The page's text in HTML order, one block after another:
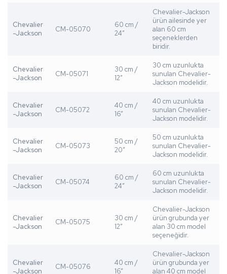
Chevalier
-Jackson
CM-05070
60 cm /
24”
Chevalier-Jackson
ürün ailesinde yer
alan 60 cm
seçeneklerden
biridir.
Chevalier
-Jackson
CM-05071
30 cm /
12”
30 cm uzunlukta
sunulan Chevalier-
Jackson modelidir.
Chevalier
-Jackson
CM-05072
40 cm /
16”
40 cm uzunlukta
sunulan Chevalier-
Jackson modelidir.
Chevalier
-Jackson
CM-05073
50 cm /
20”
50 cm uzunlukta
sunulan Chevalier-
Jackson modelidir.
Chevalier
-Jackson
CM-05074
60 cm /
24”
60 cm uzunlukta
sunulan Chevalier-
Jackson modelidir.
Chevalier
-Jackson
CM-05075
30 cm /
12”
Chevalier-Jackson
ürün grubunda yer
alan 30 cm model
seçeneğidir.
Chevalier
-Jackson
CM-05076
40 cm /
16”
Chevalier-Jackson
ürün grubunda yer
alan 40 cm model